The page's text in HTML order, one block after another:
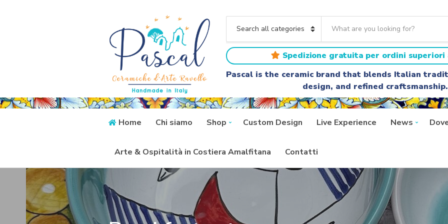
a
t
e
g
o
y
n
m
a
r
c
h
t
e
x
t
Spedizione gratuita per ordini superiori
Pascal is the ceramic brand that blends Italian
design, and refined craftsmanship.
Home Chi siamo Shop Custom Design Live Experience News
Arte & Ospitalità in Costiera Amalfitana Contatti